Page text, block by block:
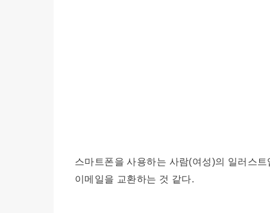
스마트폰을 사용하는 사람(여성)의 일러스
이메일을 교환하는 것 같다.